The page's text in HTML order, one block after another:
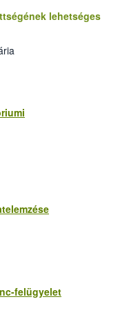
lehetséges
felügyelet